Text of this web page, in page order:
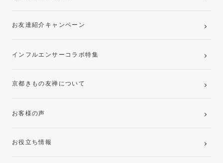
お友達紹介キャンペーン
インフルエンサーコラボ特集
京都きもの友禅について
お客様の声
お役立ち情報